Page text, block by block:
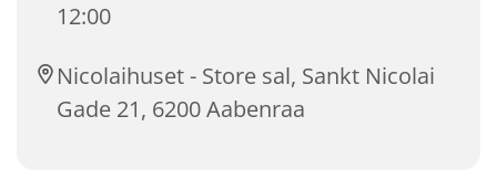
12:00
Nicolaihuset - Store sal, Sankt Nicolai
Gade 21, 6200 Aabenraa